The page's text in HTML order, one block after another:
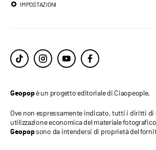
IMPOSTAZIONI
Geopopè un progetto editoriale di Ciaopeople.
Ove non espressamente indicato, tutti i diritti
utilizzazione economica del materiale
Geopopsono da intendersi di proprietà del